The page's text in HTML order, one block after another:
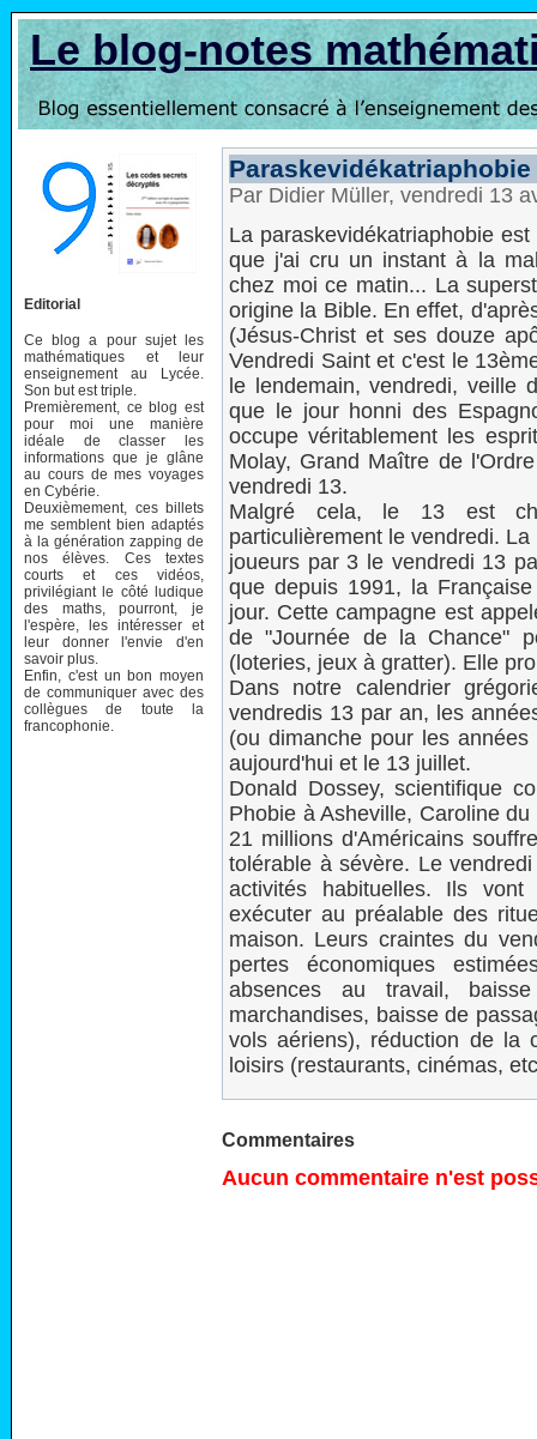
Le blog-notes
Editorial
Ce blog a pour sujet les
mathématiques et leur
enseignement au Lycée.
Son but est triple.
Premièrement, ce blog est
pour moi une manière
idéale de classer les
informations que je glâne
au cours de mes voyages
en Cybérie.
Deuxièmement, ces billets
me semblent bien adaptés
à la génération zapping de
nos élèves. Ces textes
courts et ces vidéos,
privilégiant le côté ludique
des maths, pourront, je
l'espère, les intéresser et
leur donner l'envie d'en
savoir plus.
Enfin, c'est un bon moyen
de communiquer avec des
collègues de toute la
francophonie.
Paraskevidékatriaphobie
Par Didier Müller, vendredi 13
La paraskevidékatriaphobie
que j'ai cru un instant à la
chez moi ce matin... La
origine la Bible. En effet,
(Jésus-Christ et ses douze
Vendredi Saint et c'est le
le lendemain, vendredi, veille
que le jour honni des
occupe véritablement les
Molay, Grand Maître de
vendredi 13.
Malgré cela, le 13 est
particulièrement le vendredi.
joueurs par 3 le vendredi 13
que depuis 1991, la
jour. Cette campagne est
de "Journée de la Chance"
(loteries, jeux à gratter). Elle
Dans notre calendrier
vendredis 13 par an, les
(ou dimanche pour les
aujourd'hui et le 13 juillet.
Donald Dossey, scientifique
Phobie à Asheville, Caroline
21 millions d'Américains
tolérable à sévère. Le
activités habituelles. Ils
exécuter au préalable des
maison. Leurs craintes du
pertes économiques
absences au travail,
marchandises, baisse de
vols aériens), réduction de la
loisirs (restaurants, cinémas,
Commentaires
Aucun commentaire n'est